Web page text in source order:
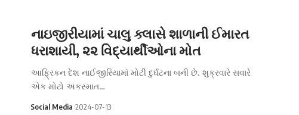
નાઇજીરીયામાં ચાલુ ક્‍લાસે શાળાની ઈમારત
ધરાશાયી, ૨૨ વિદ્યાર્થીઓના મોત
આફ્રિકન દેશ નાઈજીરિયામાં મોટી દુર્ઘટના બની છે. શુક્રવારે સવારે
એક મોટો અકસ્‍માત…
Social Media 2024-07-13